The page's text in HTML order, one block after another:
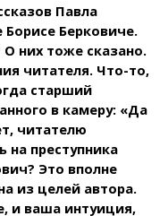
Павла
Берковиче.
О них тоже сказано.
читателя. Что-то,
старший
в камеру: «Да
читателю
на преступника
Это вполне
из целей автора.
и ваша интуиция,